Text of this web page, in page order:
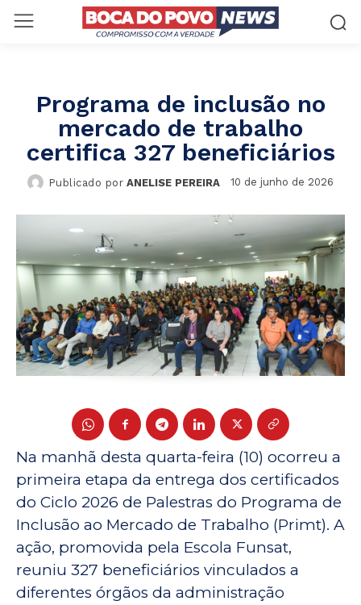
Programa de inclusão no
mercado de trabalho
certifica 327 beneficiários
Publicado por ANELISE PEREIRA 10 de junho de 2026
Na manhã desta quarta-feira (10) ocorreu a
primeira etapa da entrega dos certificados
do Ciclo 2026 de Palestras do Programa de
Inclusão ao Mercado de Trabalho (Primt). A
ação, promovida pela Escola Funsat,
reuniu 327 beneficiários vinculados a
diferentes órgãos da administração